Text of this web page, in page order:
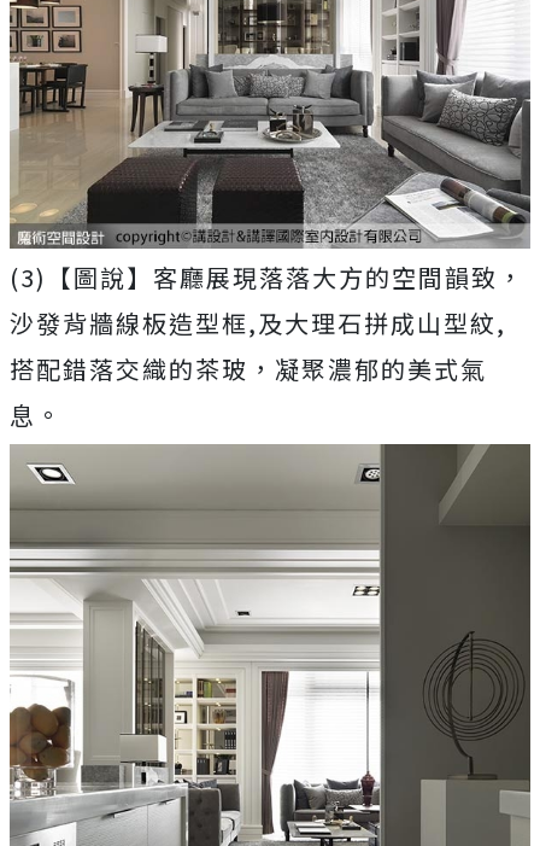
(3)【圖說】客廳展現落落大方的空間韻致，
沙發背牆線板造型框,及大理石拼成山型紋,
搭配錯落交織的茶玻，凝聚濃郁的美式氣
息。